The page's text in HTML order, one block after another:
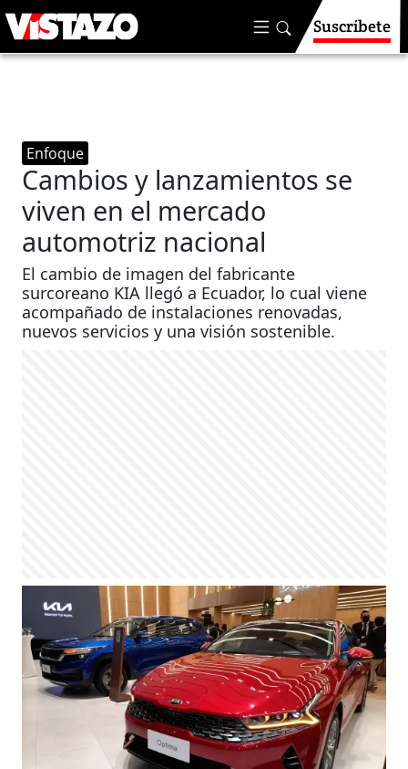
Suscríbete
Enfoque
Cambios y lanzamientos se
viven en el mercado
automotriz nacional
El cambio de imagen del fabricante
surcoreano KIA llegó a Ecuador, lo cual viene
acompañado de instalaciones renovadas,
nuevos servicios y una visión sostenible.